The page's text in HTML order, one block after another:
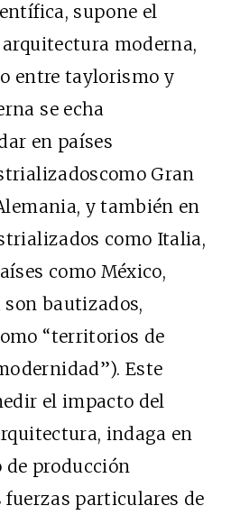
supone el
moderna,
entre taylorismo y
se echa
en países
Gran
y también en
como Italia,
como México,
bautizados,
“territorios de
Este
el impacto del
indaga en
de producción
particulares de